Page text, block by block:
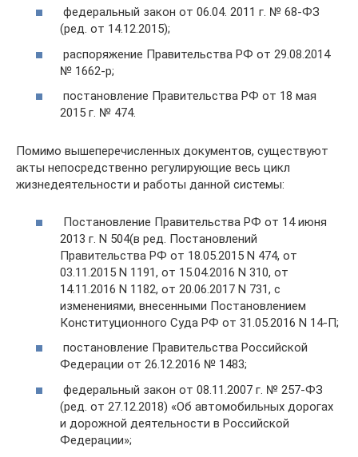
федеральный закон от 06.04. 2011 г. № 68-ФЗ
(ред. от 14.12.2015);
распоряжение Правительства РФ от 29.08.2014
№ 1662-р;
постановление Правительства РФ от 18 мая
2015 г. № 474.
Помимо вышеперечисленных документов, существуют
акты непосредственно регулирующие весь цикл
жизнедеятельности и работы данной системы:
Постановление Правительства РФ от 14 июня
2013 г. N 504(в ред. Постановлений
Правительства РФ от 18.05.2015 N 474, от
03.11.2015 N 1191, от 15.04.2016 N 310, от
14.11.2016 N 1182, от 20.06.2017 N 731, с
изменениями, внесенными Постановлением
Конституционного Суда РФ от 31.05.2016 N 14-П;
постановление Правительства Российской
Федерации от 26.12.2016 № 1483;
федеральный закон от 08.11.2007 г. № 257-ФЗ
(ред. от 27.12.2018) «Об автомобильных дорогах
и дорожной деятельности в Российской
Федерации»;